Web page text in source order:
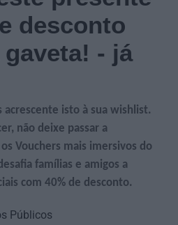
desconto
- já
acrescente isto à sua wishlist.
não deixe passar a
Vouchers mais imersivos do
famílias e amigos a
com 40% de desconto.
Públicos